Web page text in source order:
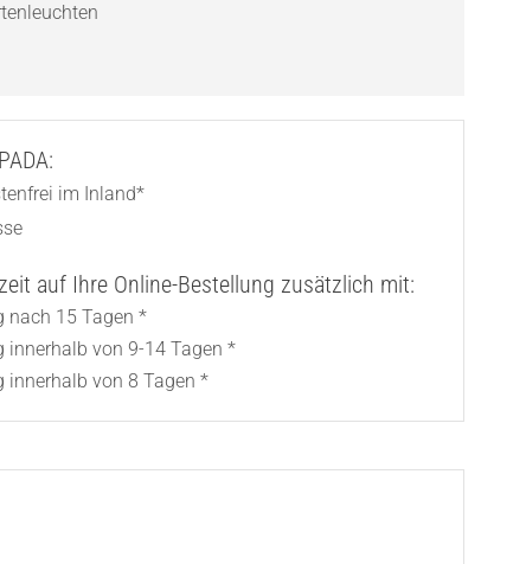
im Inland*
auf Ihre Online-Bestellung zusätzlich mit:
nach 15 Tagen *
innerhalb von 9-14 Tagen *
innerhalb von 8 Tagen *